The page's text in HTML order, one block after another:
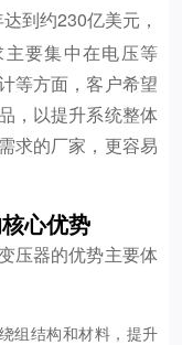
到约230亿美元，
要集中在电压等
等方面，客户希望
，以提升系统整体
求的厂家，更容易
心优势
压器的优势主要体
组结构和材料，提升